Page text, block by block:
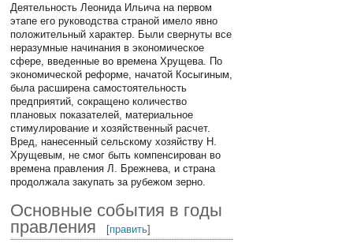
Деятельность Леонида Ильича на первом
этапе его руководства страной имело явно
положительный характер. Были свернуты все
неразумные начинания в экономическое
сфере, введенные во времена Хрущева. По
экономической реформе, начатой Косыгиным,
была расширена самостоятельность
предприятий, сокращено количество
плановых показателей, материальное
стимулирование и хозяйственный расчет.
Вред, нанесенный сельскому хозяйству Н.
Хрущевым, не смог быть компенсирован во
времена правления Л. Брежнева, и страна
продолжала закупать за рубежом зерно.
Основные события в годы
правления
[править]